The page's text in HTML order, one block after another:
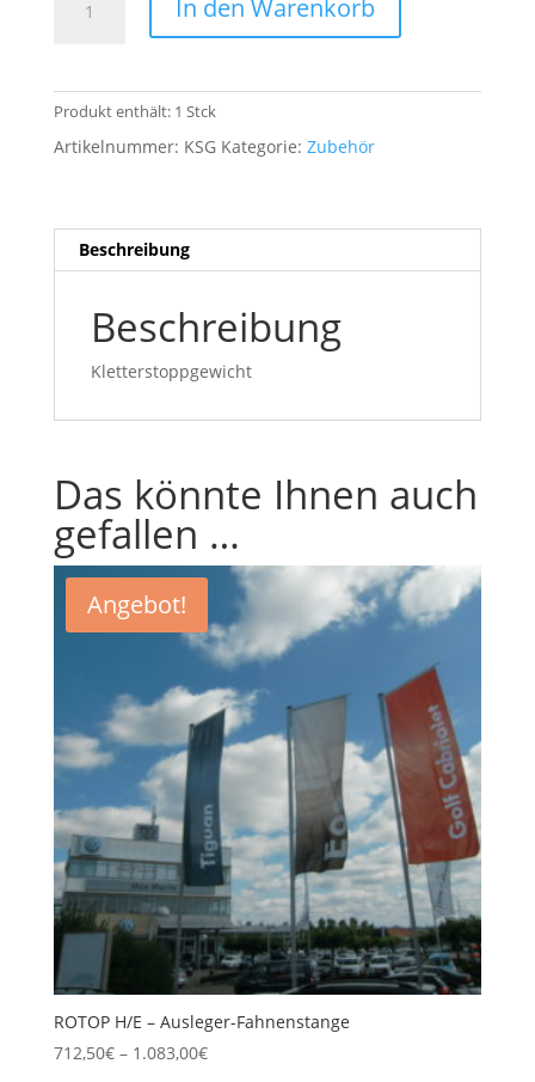
Menge
In den Warenkorb
Produkt enthält: 1 Stck
Artikelnummer: KSG Kategorie: Zubehör
Beschreibung
Beschreibung
Kletterstoppgewicht
Das könnte Ihnen auch
gefallen …
Angebot!
ROTOP H/E – Ausleger-Fahnenstange
712,50€– 1.083,00€